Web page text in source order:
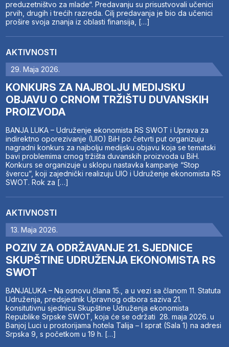
preduzetništvo za mlade“. Predavanju su prisustvovali učenici
prvih, drugih i trećih razreda. Cilj predavanja je bio da učenici
prošire svoja znanja iz oblasti finansija, […]
AKTIVNOSTI
29. Maja 2026.
KONKURS ZA NAJBOLJU MEDIJSKU
OBJAVU O CRNOM TRŽIŠTU DUVANSKIH
PROIZVODA
BANJA LUKA – Udruženje ekonomista RS SWOT i Uprava za
indirektno oporezivanje (UIO) BiH po četvrti put organizuju
nagradni konkurs za najbolju medijsku objavu koja se tematski
bavi problemima crnog tržišta duvanskih proizvoda u BiH.
Konkurs se organizuje u sklopu nastavka kampanje “Stop
švercu”, koji zajednički realizuju UIO i Udruženje ekonomista RS
SWOT. Rok za […]
AKTIVNOSTI
13. Maja 2026.
POZIV ZA ODRŽAVANJE 21. SJEDNICE
SKUPŠTINE UDRUŽENJA EKONOMISTA RS
SWOT
BANJALUKA – Na osnovu člana 15., a u vezi sa članom 11. Statuta
Udruženja, predsjednik Upravnog odbora saziva 21.
konsitutivnu sjednicu Skupštine Udruženja ekonomista
Republike Srpske SWOT, koja će se održati 28. maja 2026. u
Banjoj Luci u prostorijama hotela Talija – I sprat (Sala 1) na adresi
Srpska 9, s početkom u 19 h. […]